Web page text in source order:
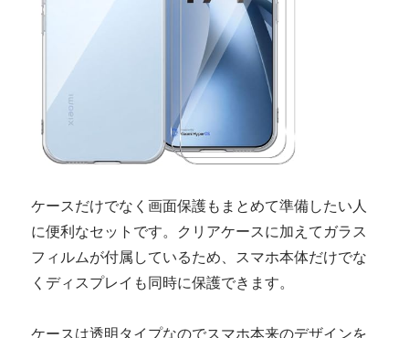
ケースだけでなく画面保護もまとめて準備したい人
に便利なセットです。クリアケースに加えてガラス
フィルムが付属しているため、スマホ本体だけでな
くディスプレイも同時に保護できます。
ケースは透明タイプなのでスマホ本来のデザインを